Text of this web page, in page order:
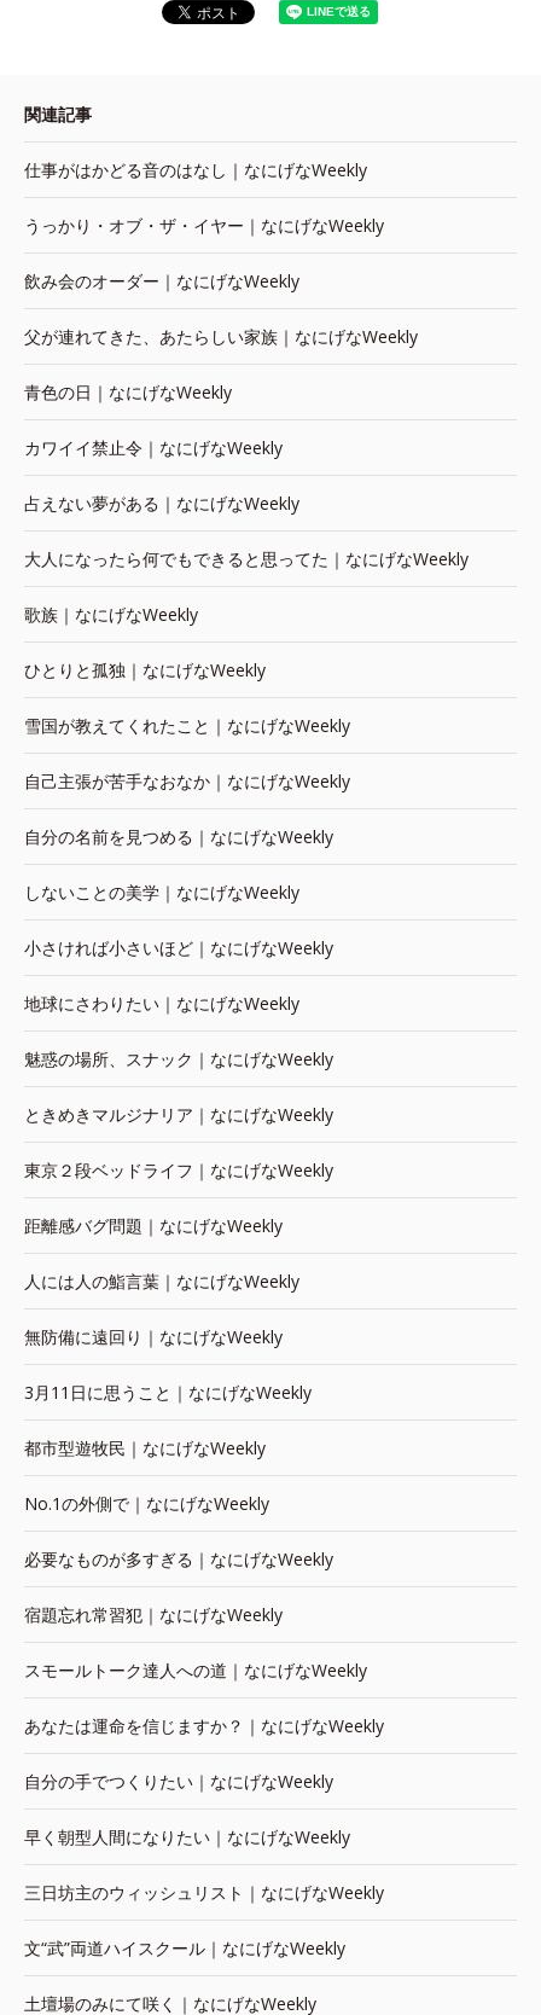
関連記事
仕事がはかどる音のはなし｜なにげなWeekly
うっかり・オブ・ザ・イヤー｜なにげなWeekly
飲み会のオーダー｜なにげなWeekly
父が連れてきた、あたらしい家族｜なにげなWeekly
青色の日｜なにげなWeekly
カワイイ禁止令｜なにげなWeekly
占えない夢がある｜なにげなWeekly
大人になったら何でもできると思ってた｜なにげなWeekly
歌族｜なにげなWeekly
ひとりと孤独｜なにげなWeekly
雪国が教えてくれたこと｜なにげなWeekly
自己主張が苦手なおなか｜なにげなWeekly
自分の名前を見つめる｜なにげなWeekly
しないことの美学｜なにげなWeekly
小さければ小さいほど｜なにげなWeekly
地球にさわりたい｜なにげなWeekly
魅惑の場所、スナック｜なにげなWeekly
ときめきマルジナリア｜なにげなWeekly
東京２段ベッドライフ｜なにげなWeekly
距離感バグ問題｜なにげなWeekly
人には人の鮨言葉｜なにげなWeekly
無防備に遠回り｜なにげなWeekly
3月11日に思うこと｜なにげなWeekly
都市型遊牧民｜なにげなWeekly
No.1の外側で｜なにげなWeekly
必要なものが多すぎる｜なにげなWeekly
宿題忘れ常習犯｜なにげなWeekly
スモールトーク達人への道｜なにげなWeekly
あなたは運命を信じますか？｜なにげなWeekly
自分の手でつくりたい｜なにげなWeekly
早く朝型人間になりたい｜なにげなWeekly
三日坊主のウィッシュリスト｜なにげなWeekly
文“武”両道ハイスクール｜なにげなWeekly
土壇場のみにて咲く｜なにげなWeekly